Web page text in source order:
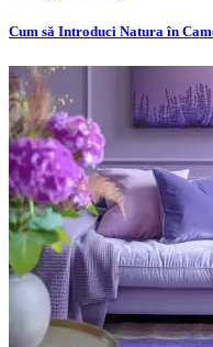
Cum să Introduci Natura în